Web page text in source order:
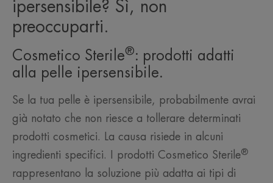
ipersensibile? Sì, non
preoccuparti.
Cosmetico Sterile®: prodotti adatti
alla pelle ipersensibile.
Se la tua pelle è ipersensibile, probabilmente avrai
già notato che non riesce a tollerare determinati
prodotti cosmetici. La causa risiede in alcuni
ingredienti specifici. I prodotti Cosmetico Sterile®
rappresentano la soluzione più adatta ai tipi di